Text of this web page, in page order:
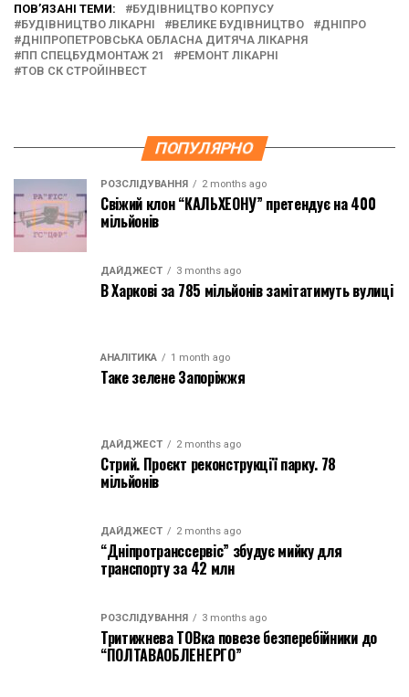
ПОВ’ЯЗАНІ ТЕМИ:
БУДІВНИЦТВО КОРПУСУ
БУДІВНИЦТВО ЛІКАРНІ
ВЕЛИКЕ БУДІВНИЦТВО
ДНІПРО
ДНІПРОПЕТРОВСЬКА ОБЛАСНА ДИТЯЧА ЛІКАРНЯ
ПП СПЕЦБУДМОНТАЖ 21
РЕМОНТ ЛІКАРНІ
ТОВ СК СТРОЙІНВЕСТ
ПОПУЛЯРНО
РОЗСЛІДУВАННЯ 2 months ago
Свіжий клон “КАЛЬХЕОНУ” претендує на 400
мільйонів
ДАЙДЖЕСТ 3 months ago
В Харкові за 785 мільйонів замітатимуть вулиці
АНАЛІТИКА 1 month ago
Таке зелене Запоріжжя
ДАЙДЖЕСТ 2 months ago
Стрий. Проєкт реконструкції парку. 78
мільйонів
ДАЙДЖЕСТ 2 months ago
“Дніпротранссервіс” збудує мийку для
транспорту за 42 млн
РОЗСЛІДУВАННЯ 3 months ago
Тритижнева ТОВка повезе безперебійники до
“ПОЛТАВАОБЛЕНЕРГО”